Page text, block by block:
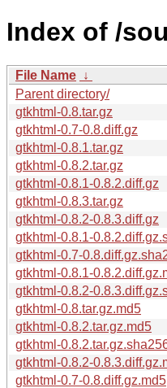
Index of /
File Name ↓
Parent directory/
gtkhtml-0.8.tar.gz
gtkhtml-0.7-0.8.diff.gz
gtkhtml-0.8.1.tar.gz
gtkhtml-0.8.2.tar.gz
gtkhtml-0.8.1-0.8.2.diff.gz
gtkhtml-0.8.3.tar.gz
gtkhtml-0.8.2-0.8.3.diff.gz
gtkhtml-0.8.1-
gtkhtml-0.7-
gtkhtml-0.8.1-
gtkhtml-0.8.2-
gtkhtml-0.8.tar.gz.md5
gtkhtml-0.8.2.tar.gz.md5
gtkhtml-
gtkhtml-0.8.2-
gtkhtml-0.7-0.8.diff.gz.md5